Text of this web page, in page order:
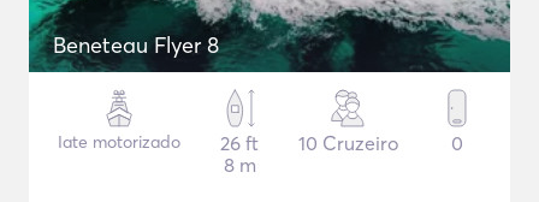
Beneteau Flyer 8
Iate motorizado
26 ft
8 m
10 Cruzeiro 0